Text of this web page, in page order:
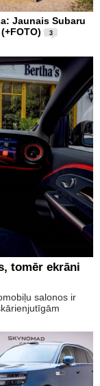
Jaunais Subaru
3
tomēr ekrāni
salonos ir